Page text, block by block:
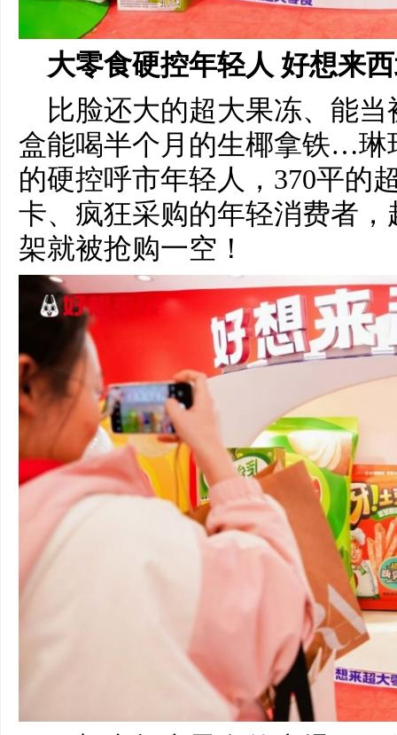
大零食硬控年轻人 好想来
比脸还大的超大果冻、能
盒能喝半个月的生椰拿铁…琳
的硬控呼市年轻人，370平的
卡、疯狂采购的年轻消费者
架就被抢购一空！